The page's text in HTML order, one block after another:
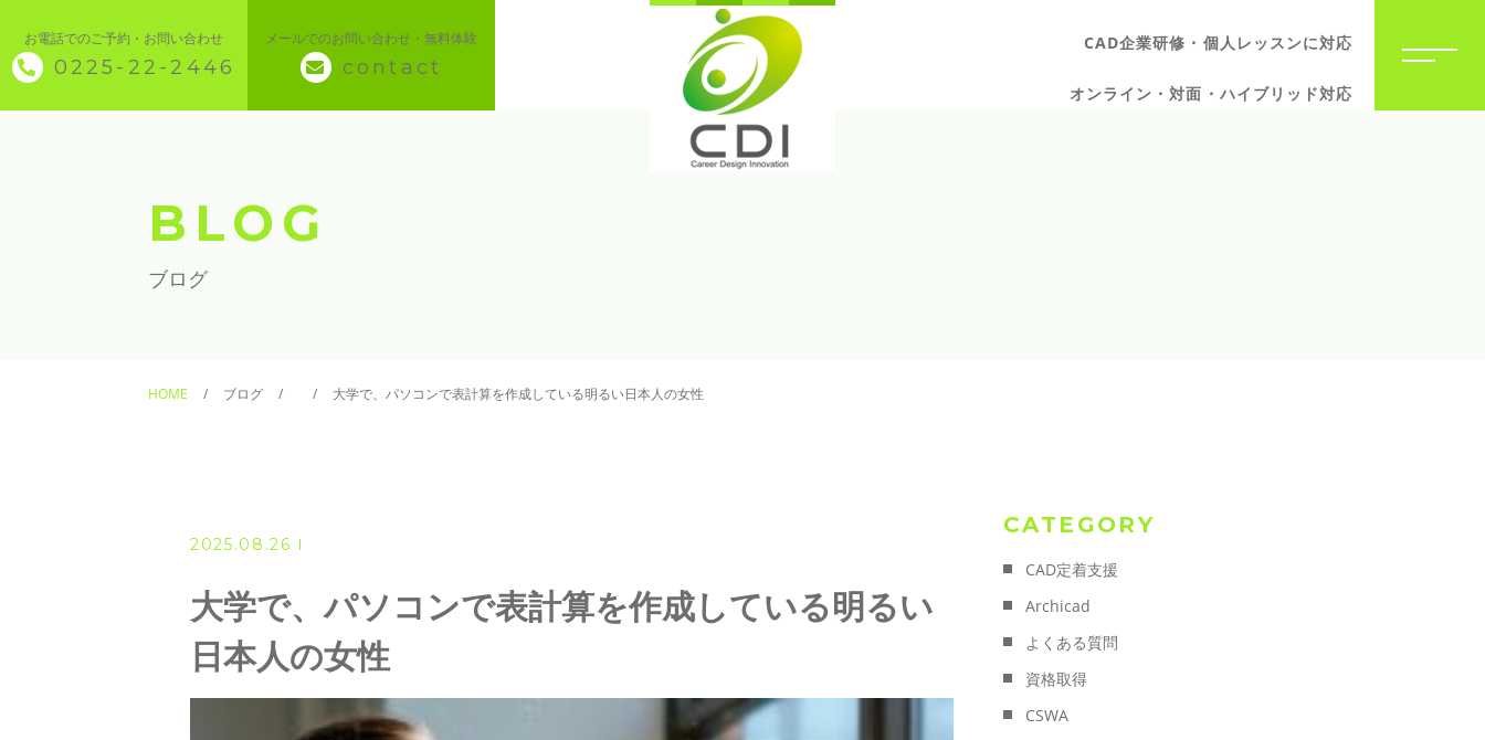
お電話でのご予約・お問い合わせ
0225-22-2446
メールでのお問い合わせ・無料体験
contact
CAD企業研修・個人レッスンに対応
オンライン・対面・ハイブリッド対応
◇ トップページ
◆ CAD・BIM
◆ オンラインによる授業／体験
◇ 書籍出版
◇ Youtubeチャンネル・ライブ配信
BLOG
ブログ
HOME ブログ 大学で、パソコンで表計算を作成している明るい日本人の女性
2025.08.26
大学で、パソコンで表計算を作成している明るい
日本人の女性
CATEGORY
CAD定着支援
Archicad
よくある質問
資格取得
CSWA